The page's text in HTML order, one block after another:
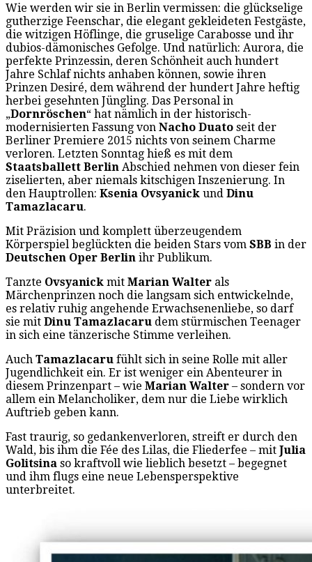
Wie werden wir sie in Berlin vermissen: die glückselige
gutherzige Feenschar, die elegant gekleideten Festgäste,
die witzigen Höflinge, die gruselige Carabosse und ihr
dubios-dämonisches Gefolge. Und natürlich: Aurora, die
perfekte Prinzessin, deren Schönheit auch hundert
Jahre Schlaf nichts anhaben können, sowie ihren
Prinzen Desiré, dem während der hundert Jahre heftig
herbei gesehnten Jüngling. Das Personal in
„Dornröschen“ hat nämlich in der historisch-
modernisierten Fassung von Nacho Duato seit der
Berliner Premiere 2015 nichts von seinem Charme
verloren. Letzten Sonntag hieß es mit dem
Staatsballett Berlin Abschied nehmen von dieser fein
ziselierten, aber niemals kitschigen Inszenierung. In
den Hauptrollen: Ksenia Ovsyanick und Dinu
Tamazlacaru.
Mit Präzision und komplett überzeugendem
Körperspiel beglückten die beiden Stars vom SBB in der
Deutschen Oper Berlin ihr Publikum.
Tanzte Ovsyanick mit Marian Walter als
Märchenprinzen noch die langsam sich entwickelnde,
es relativ ruhig angehende Erwachsenenliebe, so darf
sie mit Dinu Tamazlacaru dem stürmischen Teenager
in sich eine tänzerische Stimme verleihen.
Auch Tamazlacaru fühlt sich in seine Rolle mit aller
Jugendlichkeit ein. Er ist weniger ein Abenteurer in
diesem Prinzenpart – wie Marian Walter – sondern vor
allem ein Melancholiker, dem nur die Liebe wirklich
Auftrieb geben kann.
Fast traurig, so gedankenverloren, streift er durch den
Wald, bis ihm die Fée des Lilas, die Fliederfee – mit Julia
Golitsina so kraftvoll wie lieblich besetzt – begegnet
und ihm flugs eine neue Lebensperspektive
unterbreitet.